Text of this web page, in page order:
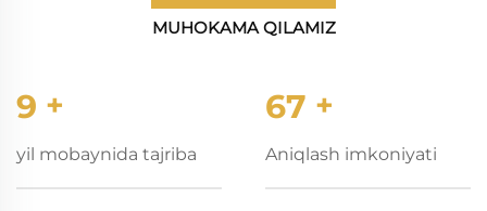
MUHOKAMA QILAMIZ
10 +
yil mobaynida tajriba
80 +
Aniqlash imkoniyati